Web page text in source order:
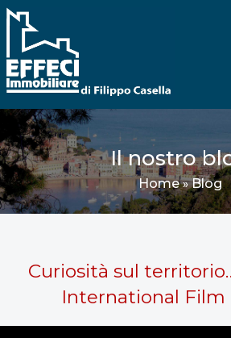
Il nostro
Home»Blog
Curiosità sul
International Film